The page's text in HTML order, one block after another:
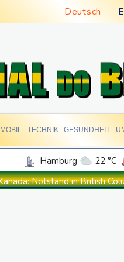
Deutsch
TECHNIK GESUNDHEIT
Hamburg 22 °C
22 °C Leipzig
Notstand in British
harte Haltung in Streit um
Kolumbiens Staatschef De
Geiselsöder macht